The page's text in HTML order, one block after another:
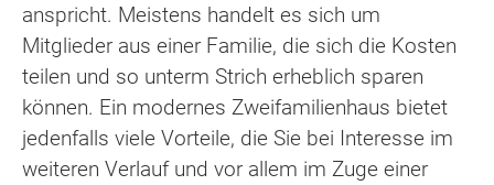
anspricht. Meistens handelt es sich um
Mitglieder aus einer Familie, die sich die Kosten
teilen und so unterm Strich erheblich sparen
können. Ein modernes Zweifamilienhaus bietet
jedenfalls viele Vorteile, die Sie bei Interesse im
weiteren Verlauf und vor allem im Zuge einer